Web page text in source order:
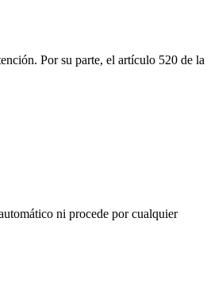
Por su parte, el artículo 520 de la
ni procede por cualquier